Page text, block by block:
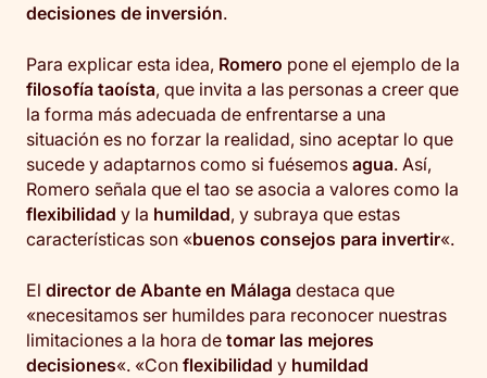
decisiones de inversión.
Para explicar esta idea, Romero pone el ejemplo de la
filosofía taoísta, que invita a las personas a creer que
la forma más adecuada de enfrentarse a una
situación es no forzar la realidad, sino aceptar lo que
sucede y adaptarnos como si fuésemos agua. Así,
Romero señala que el tao se asocia a valores como la
flexibilidad y la humildad, y subraya que estas
características son «buenos consejos para invertir«.
El director de Abante en Málaga destaca que
«necesitamos ser humildes para reconocer nuestras
limitaciones a la hora de tomar las mejores
decisiones«. «Con flexibilidad y humildad